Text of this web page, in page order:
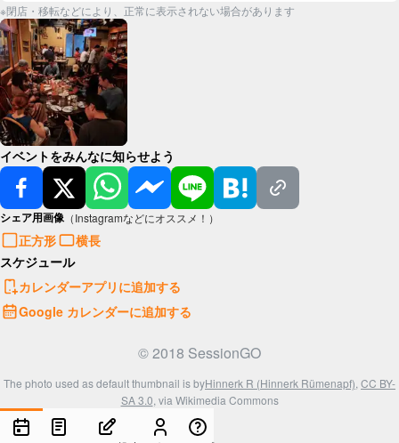
※閉店・移転などにより、正常に表示されない場合があります
イベントをみんなに知らせよう
シェア用画像 （Instagramなどにオススメ！）
正方形
横長
スケジュール
カレンダーアプリに追加する
Google カレンダーに追加する
© 2018 SessionGO
The photo used as default thumbnail is byHinnerk R (Hinnerk Rümenapf),CC BY-
SA 3.0, via Wikimedia Commons